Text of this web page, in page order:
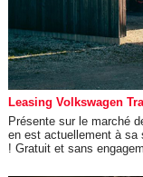
Leasing Volkswagen
Présente sur le marché
en est actuellement à sa
! Gratuit et sans